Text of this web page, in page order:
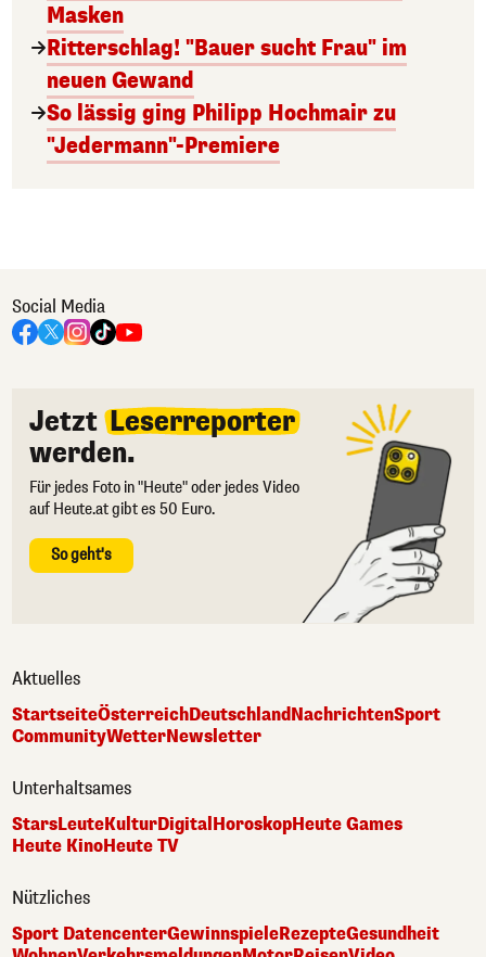
Masken
Ritterschlag! "Bauer sucht Frau" im
neuen Gewand
So lässig ging Philipp Hochmair zu
"Jedermann"-Premiere
Social Media
Jetzt Leserreporter
werden.
Für jedes Foto in "Heute" oder jedes Video
auf Heute.at gibt es 50 Euro.
So geht's
Aktuelles
StartseiteÖsterreichDeutschlandNachrichtenSport
CommunityWetterNewsletter
Unterhaltsames
StarsLeuteKulturDigital HoroskopHeute Games
Heute KinoHeute TV
Nützliches
Sport DatencenterGewinnspieleRezepteGesundheit